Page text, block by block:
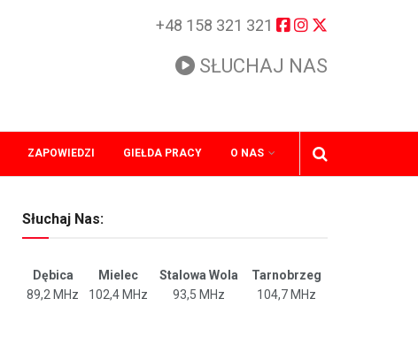
+48 158 321 321
SŁUCHAJ NAS
ZAPOWIEDZI GIEŁDA PRACY O NAS
Słuchaj Nas:
Dębica Mielec Stalowa Wola
Tarnobrzeg
89,2 MHz
102,4 MHz 93,5 MHz 104,7 MHz